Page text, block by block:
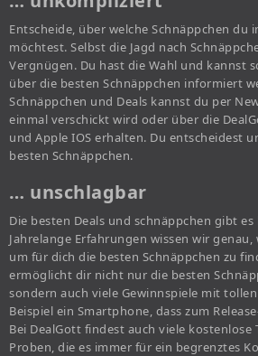
Entscheide, über welche Schnäppchen du
möchtest. Selbst die Jagd nach
Vergnügen. Du hast die Wahl und kannst
über die besten Schnäppchen informiert
Schnäppchen und Deals kannst du per
einmal verschickt wird oder über die
und Apple IOS erhalten. Du entscheidest
besten Schnäppchen.
… unschlagbar
Die besten Deals und schnäppchen gibt es
Jahrelange Erfahrungen wissen wir
um für dich die besten Schnäppchen zu
ermöglicht dir nicht nur die besten
sondern auch viele Gewinnspiele mit tollen
Beispiel ein Smartphone, dass zum
Bei DealGott findest auch viele kostenlose
Proben, die es immer für ein begrenztes